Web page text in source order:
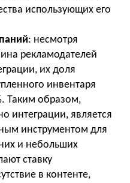
использующих его
: несмотря
рекламодателей
их доля
инвентаря
Таким образом,
интеграции, является
инструментом для
и небольших
ставку
в контенте,